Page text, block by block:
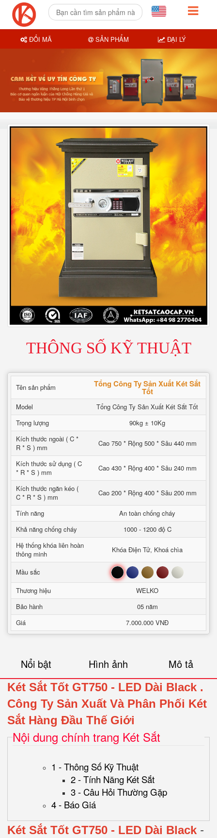
THÔNG SỐ KỸ THUẬT
Tên sản phẩm Tổng Công Ty Sản Xuất Két Sắt
Tốt
Model
Tổng Công Ty Sản Xuất Két Sắt Tốt
Trọng lượng
90kg ± 10Kg
Kích thước ngoài ( C *
R * S ) mm
Cao 750 * Rộng 500 * Sâu 440 mm
Kích thước sử dụng ( C
* R * S ) mm
Cao 430 * Rộng 400 * Sâu 240 mm
Kích thước ngăn kéo (
C * R * S ) mm
Cao 200 * Rộng 400 * Sâu 200 mm
Tính năng
An toàn chống cháy
Khả năng chống cháy
1000 - 1200 độ C
Hệ thống khóa liên hoàn
thông minh
Khóa Điện Tử, Khoá chìa
Mầu sắc Đen Xanh Nâu Đỏ Trắng
Thương hiệu
WELKO
Bảo hành
05 năm
Giá
7.000.000 VNĐ
Nổi bật Hình ảnh Mô tả
Két Sắt Tốt GT750 - LED Dài Black .
Công Ty Sản Xuất Và Phân Phối Két
Sắt Hàng Đầu Thế Giới
Nội dung chính trang Két Sắt
1 - Thông Số Kỹ Thuật
2 - Tính Năng Két Sắt
3 - Câu Hỏi Thường Gặp
4 - Báo Giá
Két Sắt Tốt GT750 - LED Dài Black -
ĐỔI MÃ SẢN PHẨM ĐẠI LÝ